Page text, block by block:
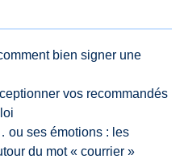
du mot « courrier »